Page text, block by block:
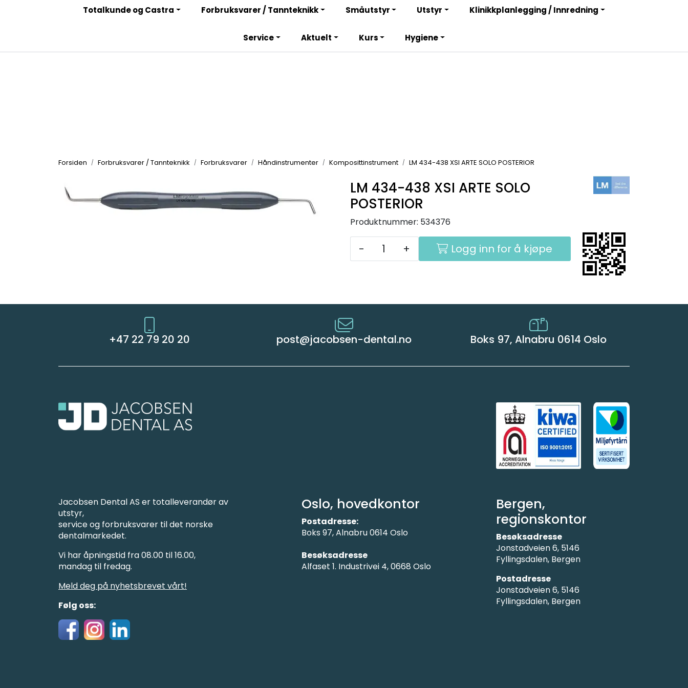
Bli totalkunde og få en rekke fordeler. Les mer!
Totalkunde og Castra Forbruksvarer / Tannteknikk Småutstyr Utstyr Klinikkplanlegging / Innredning
Service Aktuelt Kurs Hygiene
Forsiden Forbruksvarer / Tannteknikk Forbruksvarer Håndinstrumenter Komposittinstrument LM 434-438 XSI ARTE SOLO POSTERIOR
LM 434-438 XSI ARTE SOLO
POSTERIOR
Produktnummer: 534376
- + Logg inn for å kjøpe
+47 22 79 20 20 post@jacobsen-dental.no Boks 97, Alnabru 0614 Oslo
Jacobsen Dental AS er totalleverandør av
utstyr,
service og forbruksvarer til det norske
dentalmarkedet.
Vi har åpningstid fra 08.00 til 16.00,
mandag til fredag.
Meld deg på nyhetsbrevet vårt!
Følg oss:
Bergen,
regionskontor
Besøksadresse
Jonstadveien 6, 5146
Fyllingsdalen, Bergen
Postadresse
Jonstadveien 6, 5146
Fyllingsdalen, Bergen
Oslo, hovedkontor
Postadresse:
Boks 97, Alnabru 0614 Oslo
Besøksadresse
Alfaset 1. Industrivei 4, 0668 Oslo